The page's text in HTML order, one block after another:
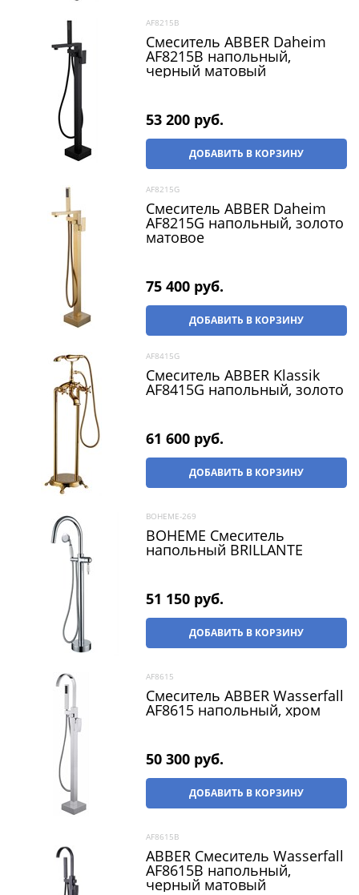
AF8215B
Смеситель ABBER Daheim
AF8215B напольный,
черный матовый
53 200 руб.
ДОБАВИТЬ В КОРЗИНУ
AF8215G
Смеситель ABBER Daheim
AF8215G напольный, золото
матовое
75 400 руб.
ДОБАВИТЬ В КОРЗИНУ
AF8415G
Смеситель ABBER Klassik
AF8415G напольный, золото
61 600 руб.
ДОБАВИТЬ В КОРЗИНУ
BOHEME-269
BOHEME Смеситель
напольный BRILLANTE
51 150 руб.
ДОБАВИТЬ В КОРЗИНУ
AF8615
Смеситель ABBER Wasserfall
AF8615 напольный, хром
50 300 руб.
ДОБАВИТЬ В КОРЗИНУ
AF8615B
ABBER Смеситель Wasserfall
AF8615B напольный,
черный матовый